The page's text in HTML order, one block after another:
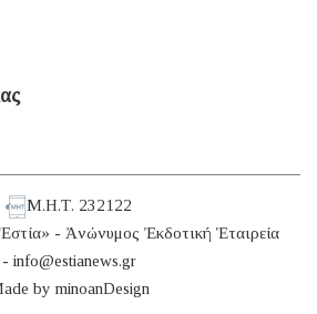
Μ.Η.Τ. 232122
- Ἀνώνυμος Ἐκδοτική Ἑταιρεία
- info@estianews.gr
by minoanDesign